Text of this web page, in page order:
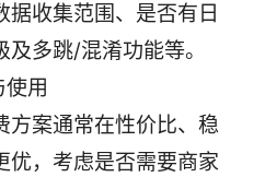
据收集范围、是否有日
多跳/混淆功能等。
用
方案通常在性价比、稳
优，考虑是否需要商家